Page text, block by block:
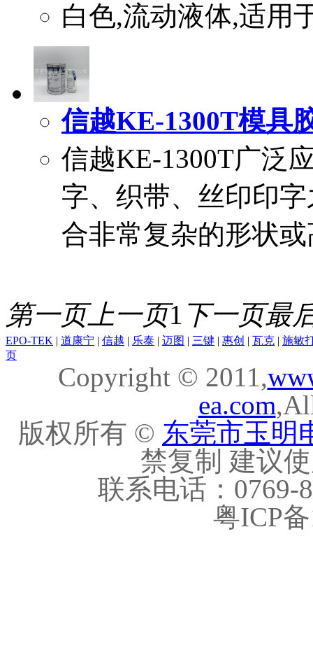
白色,流动液体,适用
信越KE-1300T模具
信越KE-1300T广泛
字、织带、丝印印
合非常复杂的形状
第一页上一页1 下一页最
EPO-TEK | 道康宁 | 信越 | 乐泰 | 迈图 | 三键 | 惠创 | 瓦克 | 施敏
页
Copyright © 2011,
ea.com
版权所有 © 东莞市玉明
禁复制 建议
联系电话：0769-
粤ICP